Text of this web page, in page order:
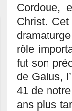
Cordoue,
Christ. Cet
rôle
fut son
de Gaius,
41 de
ans plus